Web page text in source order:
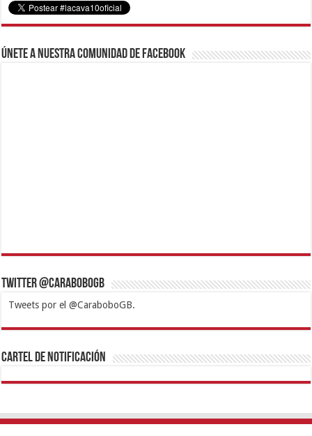
Únete a nuestra comunidad de Facebook
Twitter @CaraboboGB
Tweets por el @CaraboboGB.
1xbetBetturkeyBetistKralbetSupertotobetTipobetMatadorbetMariobet
https://mvbcasino.com/
Cartel de Notificación